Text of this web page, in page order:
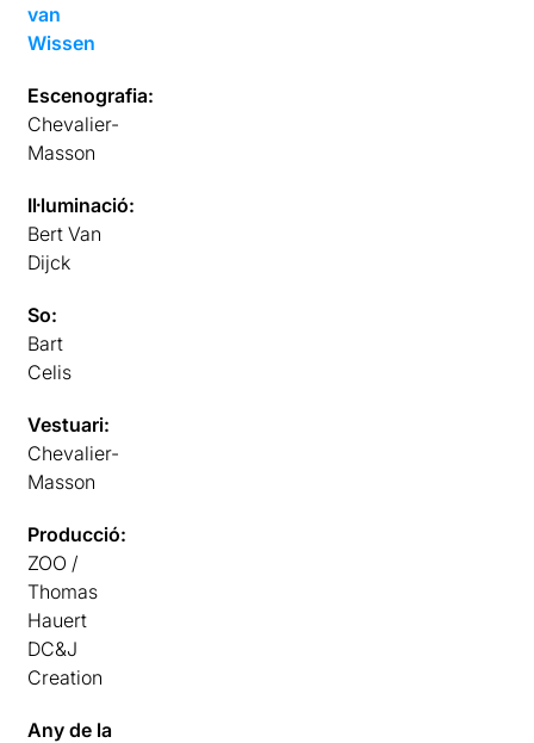
van
Wissen
Escenografia:
Chevalier-
Masson
Il·luminació:
Bert Van
Dijck
So:
Bart
Celis
Vestuari:
Chevalier-
Masson
Producció:
ZOO /
Thomas
Hauert
DC&J
Creation
Any de la